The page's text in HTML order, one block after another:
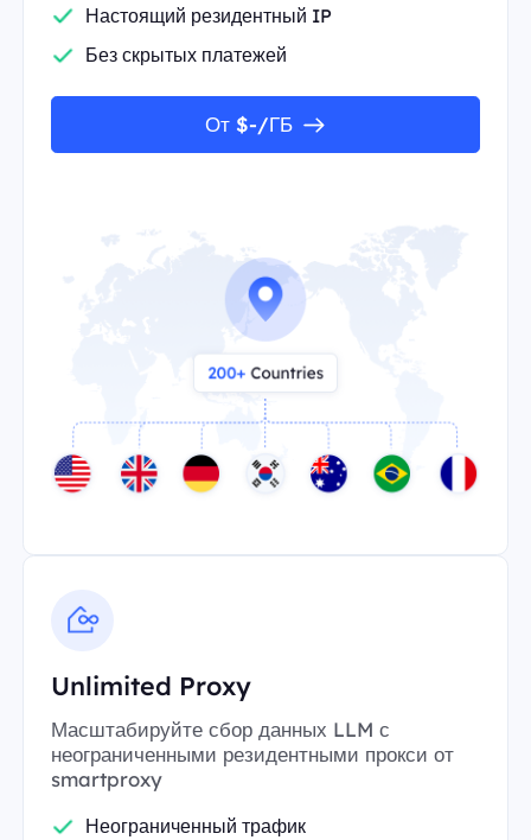
Настоящий резидентный IP
Без скрытых платежей
От $-/ГБ
Unlimited Proxy
Масштабируйте сбор данных LLM с
неограниченными резидентными прокси от
smartproxy
Неограниченный трафик